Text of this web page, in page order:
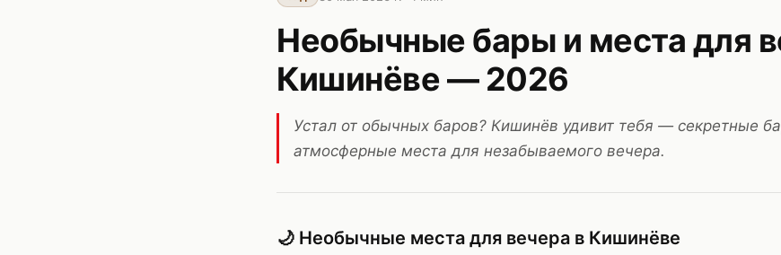
Необычные бары и места для
Кишинёве — 2026
Устал от обычных баров? Кишинёв удивит тебя — секретные
атмосферные места для незабываемого вечера.
🌙 Необычные места для вечера в Кишинёве